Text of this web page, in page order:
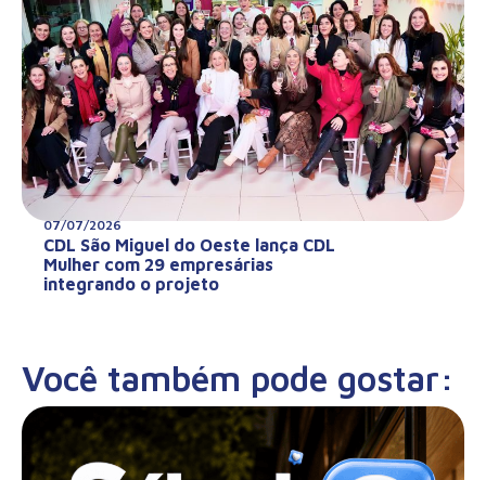
07/07/2026
CDL São Miguel do Oeste lança CDL
Mulher com 29 empresárias
integrando o projeto
Você também pode gostar: